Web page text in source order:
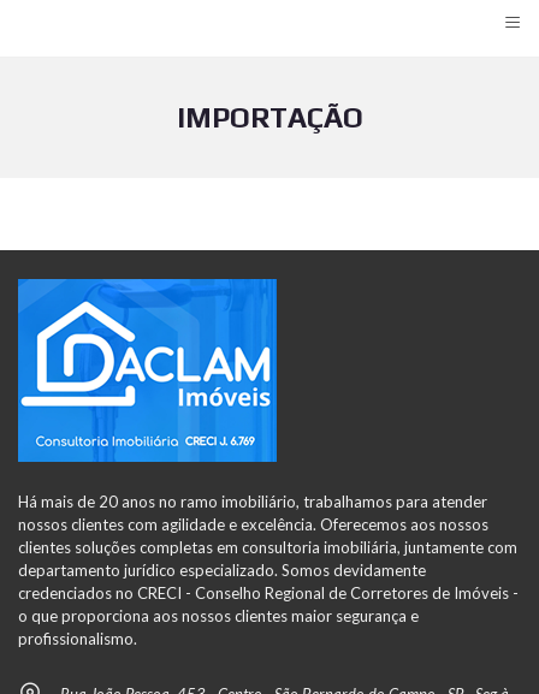
≡
IMPORTAÇÃO
Há mais de 20 anos no ramo imobiliário, trabalhamos para atender
nossos clientes com agilidade e excelência. Oferecemos aos nossos
clientes soluções completas em consultoria imobiliária, juntamente com
departamento jurídico especializado. Somos devidamente
credenciados no CRECI - Conselho Regional de Corretores de Imóveis -
o que proporciona aos nossos clientes maior segurança e
profissionalismo.